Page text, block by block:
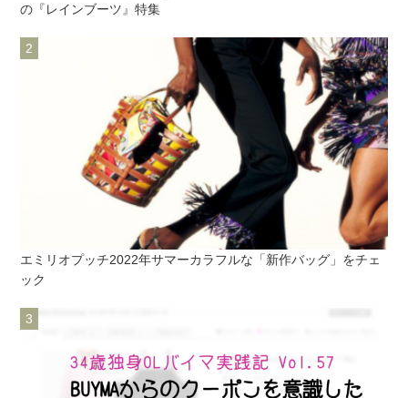
の『レインブーツ』特集
エミリオプッチ2022年サマーカラフルな「新作バッグ」をチェ
ック